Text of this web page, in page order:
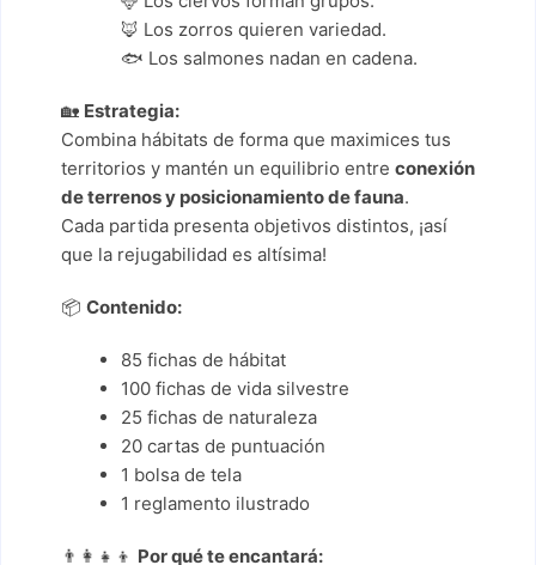
🦊 Los zorros quieren variedad.
🐟 Los salmones nadan en cadena.
🏡 Estrategia:
Combina hábitats de forma que maximices tus
territorios y mantén un equilibrio entre conexión
de terrenos y posicionamiento de fauna.
Cada partida presenta objetivos distintos, ¡así
que la rejugabilidad es altísima!
📦 Contenido:
85 fichas de hábitat
100 fichas de vida silvestre
25 fichas de naturaleza
20 cartas de puntuación
1 bolsa de tela
1 reglamento ilustrado
👨‍👩‍👧‍👦 Por qué te encantará: